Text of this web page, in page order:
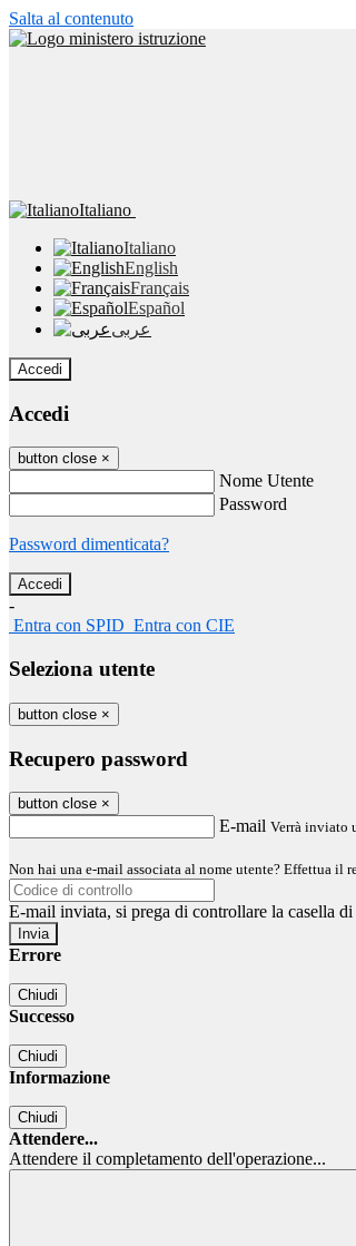
Salta al contenuto
Italiano
Italiano
English
Français
Español
عربى
Accedi
Accedi
button close ×
Nome Utente
Password
Password dimenticata?
-
Entra con SPID Entra con CIE
Seleziona utente
button close ×
Recupero password
button close ×
E-mail Verrà inviato
Non hai una e-mail associata al nome utente? Effettua il
E-mail inviata, si prega di controllare la casella
Errore
Chiudi
Successo
Chiudi
Informazione
Chiudi
Attendere...
Attendere il completamento dell'operazione...